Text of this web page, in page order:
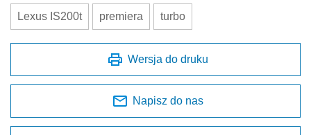
Lexus IS200t premiera turbo
Wersja do druku
Napisz do nas